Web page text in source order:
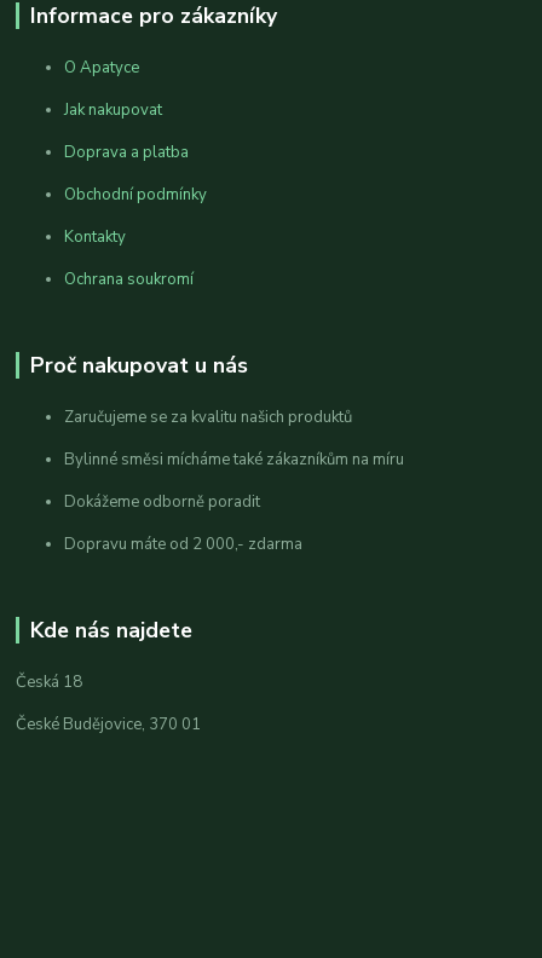
Informace pro zákazníky
O Apatyce
Jak nakupovat
Doprava a platba
Obchodní podmínky
Kontakty
Ochrana soukromí
Proč nakupovat u nás
Zaručujeme se za kvalitu našich produktů
Bylinné směsi mícháme také zákazníkům na míru
Dokážeme odborně poradit
Dopravu máte od 2 000,- zdarma
Kde nás najdete
Česká 18
České Budějovice, 370 01